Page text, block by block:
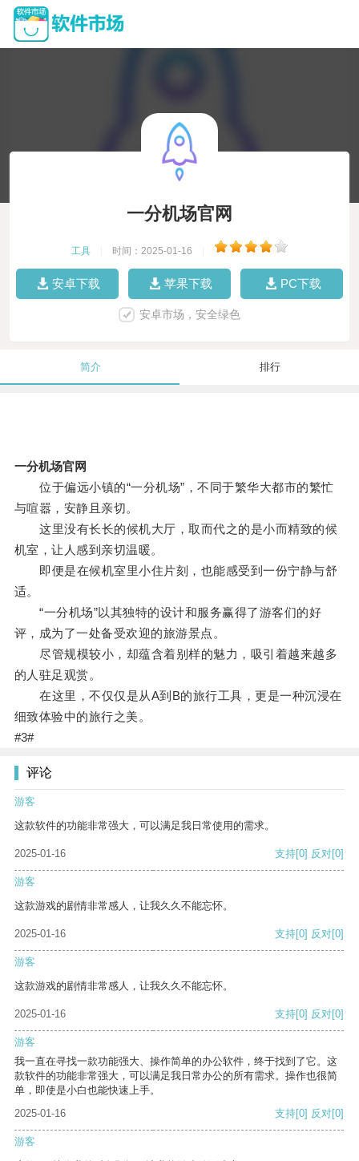
一分机场官网
工具 时间：2025-01-16
安卓下载 苹果下载 PC下载
安卓市场，安全绿色
简介 排行
一分机场官网
位于偏远小镇的“一分机场”，不同于繁华大都市的繁忙
与喧嚣，安静且亲切。
这里没有长长的候机大厅，取而代之的是小而精致的候
机室，让人感到亲切温暖。
即便是在候机室里小住片刻，也能感受到一份宁静与舒
适。
“一分机场”以其独特的设计和服务赢得了游客们的好
评，成为了一处备受欢迎的旅游景点。
尽管规模较小，却蕴含着别样的魅力，吸引着越来越多
的人驻足观赏。
在这里，不仅仅是从A到B的旅行工具，更是一种沉浸在
细致体验中的旅行之美。
#3#
评论
游客
这款软件的功能非常强大，可以满足我日常使用的需求。
2025-01-16 支持[0] 反对[0]
游客
这款游戏的剧情非常感人，让我久久不能忘怀。
2025-01-16 支持[0] 反对[0]
游客
这款游戏的剧情非常感人，让我久久不能忘怀。
2025-01-16 支持[0] 反对[0]
游客
我一直在寻找一款功能强大、操作简单的办公软件，终于找到了它。这
款软件的功能非常强大，可以满足我日常办公的所有需求。操作也很简
单，即使是小白也能快速上手。
2025-01-16
支持[0] 反对[0]
游客